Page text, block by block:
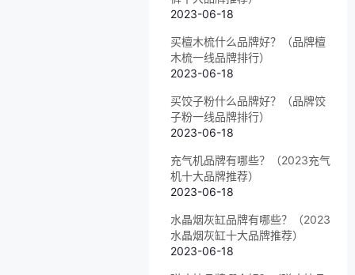
2023-06-18
买檀木梳什么品牌好？（品牌檀
木梳一线品牌排行）
2023-06-18
买饺子粉什么品牌好？（品牌饺
子粉一线品牌排行）
2023-06-18
充气机品牌有哪些？（2023充气
机十大品牌推荐）
2023-06-18
水晶烟灰缸品牌有哪些？（2023
水晶烟灰缸十大品牌推荐）
2023-06-18